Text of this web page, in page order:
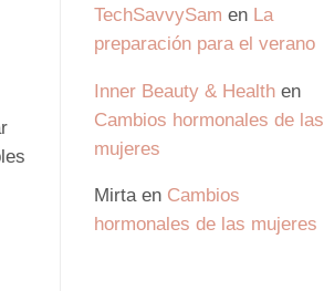
TechSavvySam en La
preparación para el verano
Inner Beauty & Healthen
Cambios hormonales de las
mujeres
Mirtaen Cambios
hormonales de las mujeres